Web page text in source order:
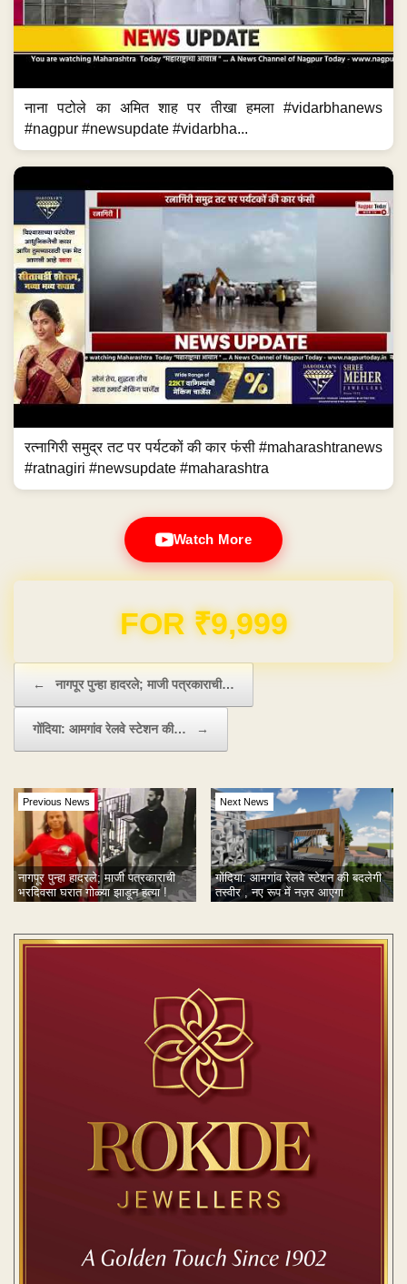
नाना पटोले का अमित शाह पर तीखा हमला #vidarbhanews
#nagpur #newsupdate #vidarbha...
रत्नागिरी समुद्र तट पर पर्यटकों की कार फंसी #maharashtranews
#ratnagiri #newsupdate #maharashtra
Watch More
Domain & Hosting FREE for 1 Year
← नागपूर पुन्हा हादरले; माजी पत्रकाराची…
गोंदिया: आमगांव रेलवे स्टेशन की… →
Previous News
नागपूर पुन्हा हादरले; माजी पत्रकाराची
भरदिवसा घरात गोळ्या झाडून हत्या !
Next News
गोंदिया: आमगांव रेलवे स्टेशन की बदलेगी
तस्वीर , नए रूप में नज़र आएगा